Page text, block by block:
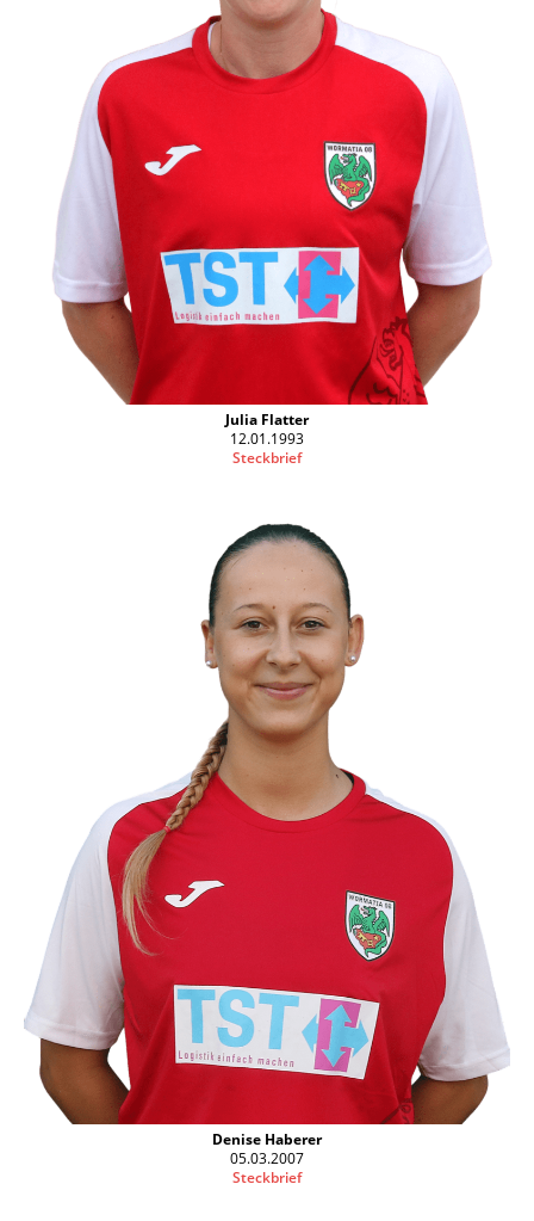
Julia Flatter
12.01.1993
Steckbrief
Denise Haberer
05.03.2007
Steckbrief